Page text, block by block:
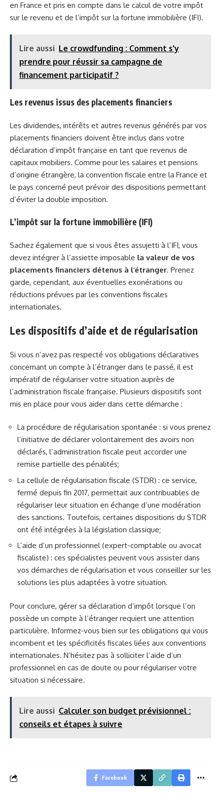
en France et pris en compte dans le calcul de votre impôt
sur le revenu et de l’impôt sur la fortune immobilière (IFI).
Lire aussi Le crowdfunding : Comment s'y
prendre pour réussir sa campagne de
financement participatif ?
Les revenus issus des placements financiers
Les dividendes, intérêts et autres revenus générés par vos
placements financiers doivent être inclus dans votre
déclaration d’impôt française en tant que revenus de
capitaux mobiliers. Comme pour les salaires et pensions
d’origine étrangère, la convention fiscale entre la France et
le pays concerné peut prévoir des dispositions permettant
d’éviter la double imposition.
L’impôt sur la fortune immobilière (IFI)
Sachez également que si vous êtes assujetti à l’IFI, vous
devez intégrer à l’assiette imposable la valeur de vos
placements financiers détenus à l’étranger. Prenez
garde, cependant, aux éventuelles exonérations ou
réductions prévues par les conventions fiscales
internationales.
Les dispositifs d’aide et de régularisation
Si vous n’avez pas respecté vos obligations déclaratives
concernant un compte à l’étranger dans le passé, il est
impératif de régulariser votre situation auprès de
l’administration fiscale française. Plusieurs dispositifs sont
mis en place pour vous aider dans cette démarche :
La procédure de régularisation spontanée : si vous prenez
l’initiative de déclarer volontairement des avoirs non
déclarés, l’administration fiscale peut accorder une
remise partielle des pénalités;
La cellule de régularisation fiscale (STDR) : ce service,
fermé depuis fin 2017, permettait aux contribuables de
régulariser leur situation en échange d’une modération
des sanctions. Toutefois, certaines dispositions du STDR
ont été intégrées à la législation classique;
L’aide d’un professionnel (expert-comptable ou avocat
fiscaliste) : ces spécialistes peuvent vous assister dans
vos démarches de régularisation et vous conseiller sur les
solutions les plus adaptées à votre situation.
Pour conclure, gérer sa déclaration d’impôt lorsque l’on
possède un compte à l’étranger requiert une attention
particulière. Informez-vous bien sur les obligations qui vous
incombent et les spécificités fiscales liées aux conventions
internationales. N’hésitez pas à solliciter l’aide d’un
professionnel en cas de doute ou pour régulariser votre
situation si nécessaire.
Lire aussi Calculer son budget prévisionnel :
conseils et étapes à suivre
Facebook